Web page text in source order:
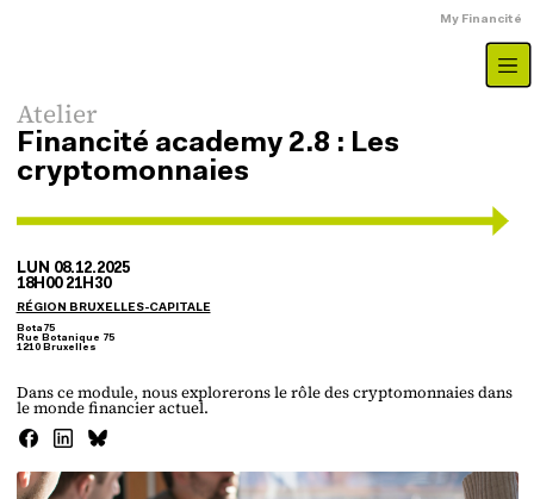
My Financité
Type d'évenement
Atelier
Financité academy 2.8 : Les
cryptomonnaies
LUN 08.12.2025
18H00 21H30
RÉGION BRUXELLES-CAPITALE
Adresse
Bota75
Rue Botanique 75
1210 Bruxelles
Dans ce module, nous explorerons le rôle des cryptomonnaies dans
le monde financier actuel.
image de gabarit